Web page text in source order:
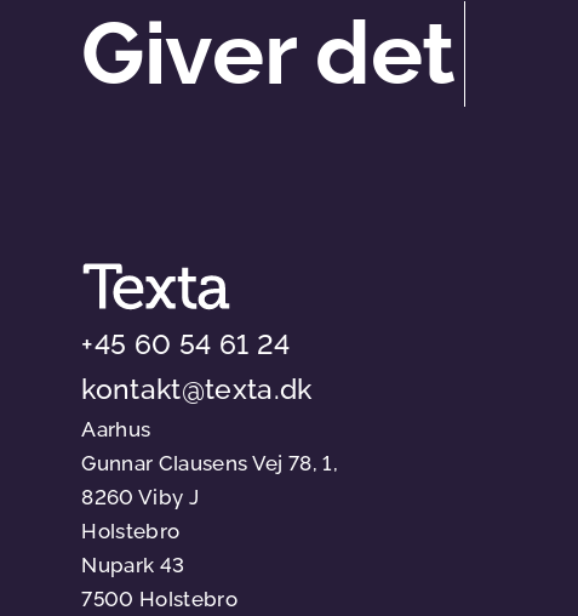
Giver det
+45 60 54 61 24
kontakt@texta.dk
Aarhus
Gunnar Clausens Vej 78, 1,
8260 Viby J
Holstebro
Nupark 43
7500 Holstebro